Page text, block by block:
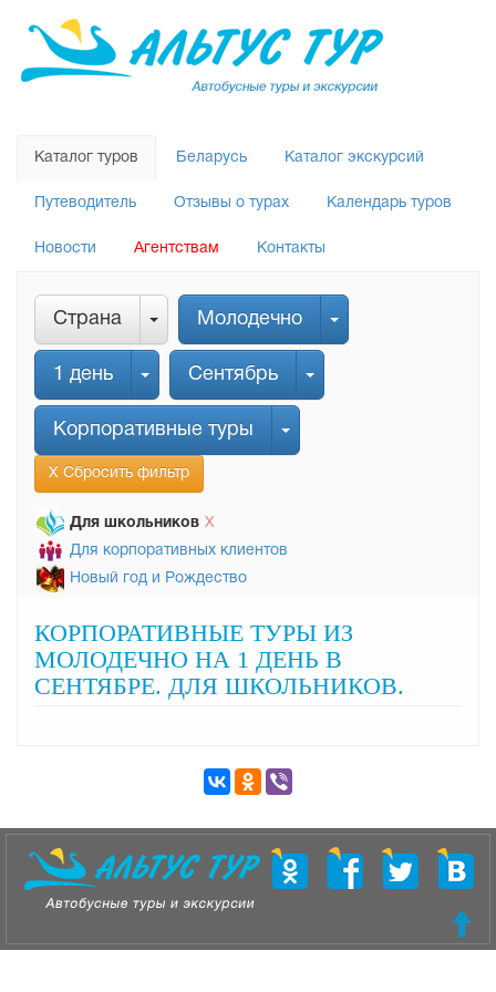
Каталог туров Беларусь Каталог экскурсий
Путеводитель Отзывы о турах Календарь туров
Новости Агентствам Контакты
Страна Молодечно
1 день Сентябрь
Корпоративные туры
Х Сбросить фильтр
Для школьников Х
Для корпоративных клиентов
Новый год и Рождество
КОРПОРАТИВНЫЕ ТУРЫ ИЗ
МОЛОДЕЧНО НА 1 ДЕНЬ В
СЕНТЯБРЕ. ДЛЯ ШКОЛЬНИКОВ.